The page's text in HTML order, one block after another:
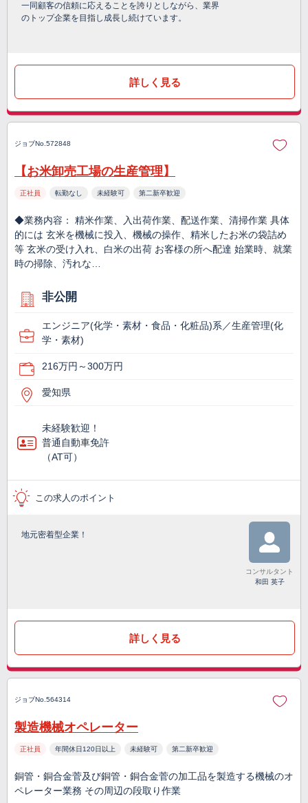
一同顧客の信頼に応えることを誇りとしながら、業界
のトップ企業を目指し成長し続けています。
詳しく見る
ジョブNo.572848
【お米卸売工場の生産管理】
正社員 転勤なし 未経験可 第二新卒歓迎
◆業務内容： 精米作業、入出荷作業、配送作業、清掃作業 具体
的には 玄米を機械に投入、機械の操作、精米したお米の袋詰め
等 玄米の受け入れ、白米の出荷 お客様の所へ配達 始業時、就業
時の掃除、汚れな…
非公開
エンジニア(化学・素材・食品・化粧品)系／生産管理(化
学・素材)
216万円～300万円
愛知県
未経験歓迎！
普通自動車免許
（AT可）
この求人のポイント
地元密着型企業！
コンサルタント
和田 英子
詳しく見る
ジョブNo.564314
製造機械オペレーター
正社員 年間休日120日以上 未経験可 第二新卒歓迎
銅管・銅合金菅及び銅管・銅合金菅の加工品を製造する機械のオ
ペレーター業務 その周辺の段取り作業